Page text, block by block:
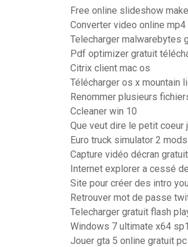
Free online slideshow
Converter video online mp4
Telecharger malwarebytes
Pdf optimizer gratuit
Citrix client mac os
Télécharger os x mountain
Renommer plusieurs
Ccleaner win 10
Que veut dire le petit coeur
Euro truck simulator 2
Capture vidéo décran gratuit
Internet explorer a cessé
Site pour créer des intro
Retrouver mot de passe
Telecharger gratuit flash
Windows 7 ultimate x64
Jouer gta 5 online gratuit pc